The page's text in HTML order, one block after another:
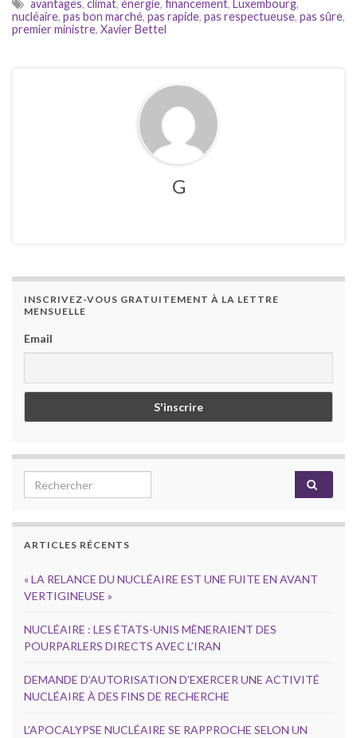
avantages, climat, énergie, financement, Luxembourg,
nucléaire, pas bon marché, pas rapide, pas respectueuse, pas sûre,
premier ministre, Xavier Bettel
G
INSCRIVEZ-VOUS GRATUITEMENT À LA LETTRE
MENSUELLE
Email
Search for:
ARTICLES RÉCENTS
« LA RELANCE DU NUCLÉAIRE EST UNE FUITE EN AVANT
VERTIGINEUSE »
NUCLÉAIRE : LES ÉTATS-UNIS MÈNERAIENT DES
POURPARLERS DIRECTS AVEC L’IRAN
DEMANDE D’AUTORISATION D’EXERCER UNE ACTIVITÉ
NUCLÉAIRE À DES FINS DE RECHERCHE
L’APOCALYPSE NUCLÉAIRE SE RAPPROCHE SELON UN